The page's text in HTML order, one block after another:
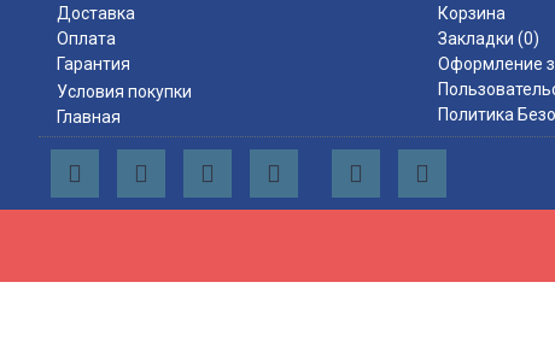
Доставка
Оплата
Гарантия
Условия покупки
Главная
Корзина
Закладки (0)
Оформление
Политика